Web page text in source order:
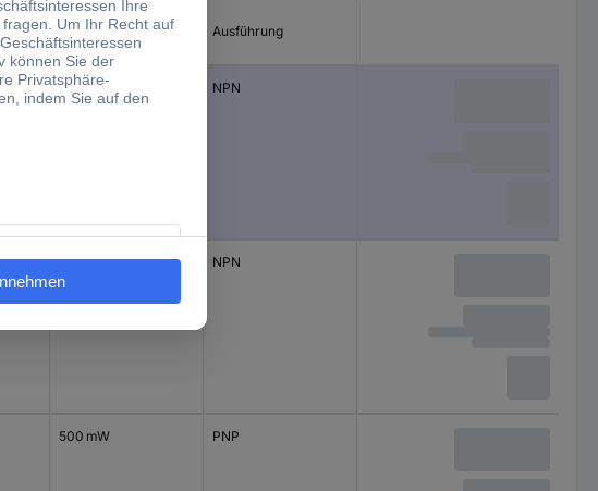
Leistung (max)
P(TOT)
Ausführung
500 mW NPN
625 mW NPN
500 mW PNP